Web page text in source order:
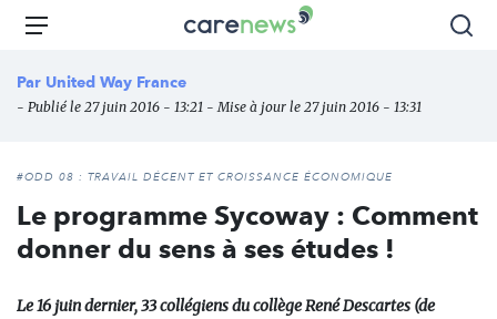
Aller
principal
Carenews,
des
l'engagement
Menu
Par United Way France
- Publié le 27 juin 2016 - 13:21 - Mise à jour le 27 juin 2016 - 13:31
#ODD 08 : TRAVAIL DÉCENT ET CROISSANCE ÉCONOMIQUE
Le programme Sycoway : Comment
donner du sens à ses études !
Le 16 juin dernier, 33 collégiens du collège René Descartes (de